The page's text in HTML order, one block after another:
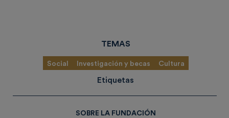
TEMAS
Social Investigación y becas Cultura
Etiquetas
SOBRE LA FUNDACIÓN